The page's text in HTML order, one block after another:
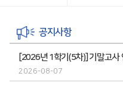
공지사항
[2026년 1학기(5차)] 기말고사
2026-08-07